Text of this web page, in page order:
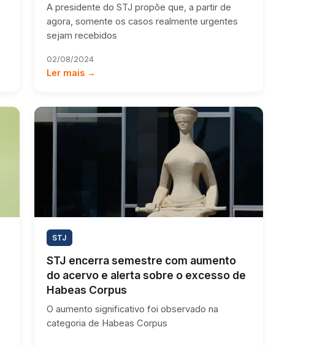
A presidente do STJ propõe que, a partir de
agora, somente os casos realmente urgentes
sejam recebidos
02/08/2024
Ler mais →
STJ
STJ encerra semestre com aumento
do acervo e alerta sobre o excesso de
Habeas Corpus
O aumento significativo foi observado na
categoria de Habeas Corpus